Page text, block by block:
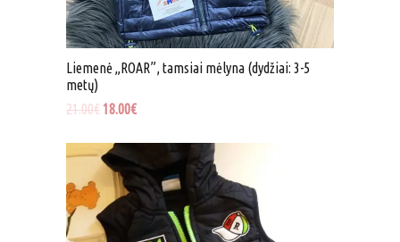
Liemenė „ROAR”, tamsiai mėlyna (dydžiai: 3-5
metų)
21.00€ 18.00€